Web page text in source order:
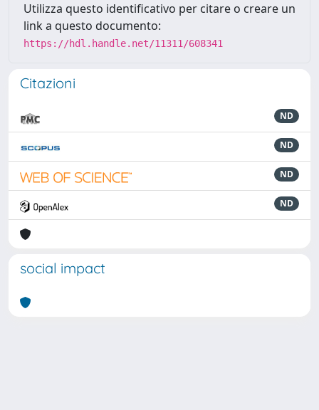
Utilizza questo identificativo per citare o creare un
link a questo documento:
https://hdl.handle.net/11311/608341
Citazioni
ND
ND
ND
ND
social impact